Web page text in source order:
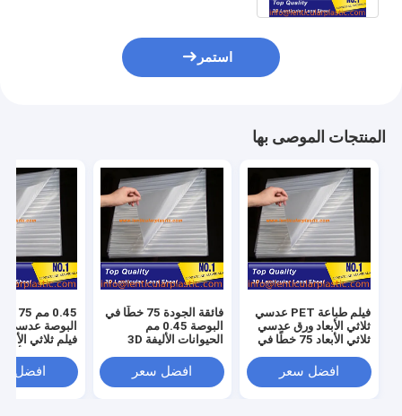
استمر
المنتجات الموصى بها
فيلم طباعة PET عدسي
ثلاثي الأبعاد ورق عدسي
ثلاثي الأبعاد 75 خطًا في
رقائق عدسة فليب لمربع
التعبئة
افضل سعر
فائقة الجودة 75 خطًا في
البوصة 0.45 مم
الحيوانات الأليفة 3D
مادة الطباعة ورقة
افضل سعر
البوصة عدسي
فيلم ثلاثي
الأبعاد قلاب
افضل